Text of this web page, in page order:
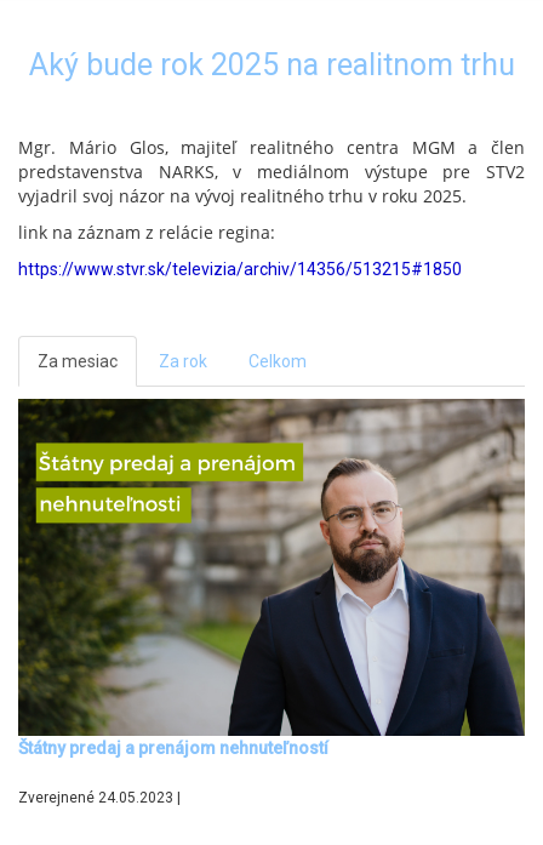
Aký bude rok 2025 na realitnom trhu
Mgr. Mário Glos, majiteľ realitného centra MGM a člen
predstavenstva NARKS, v mediálnom výstupe pre STV2
vyjadril svoj názor na vývoj realitného trhu v roku 2025.
link na záznam z relácie regina:
https://www.stvr.sk/televizia/archiv/14356/513215#1850
Za mesiac Za rok Celkom
Štátny predaj a prenájom nehnuteľností
Zverejnené 24.05.2023 |